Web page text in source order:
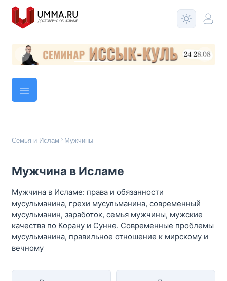
Семья и Ислам Мужчины
Мужчина в Исламе
Мужчина в Исламе: права и обязанности
мусульманина, грехи мусульманина, современный
мусульманин, заработок, семья мужчины, мужские
качества по Корану и Сунне. Современные проблемы
мусульманина, правильное отношение к мирскому и
вечному